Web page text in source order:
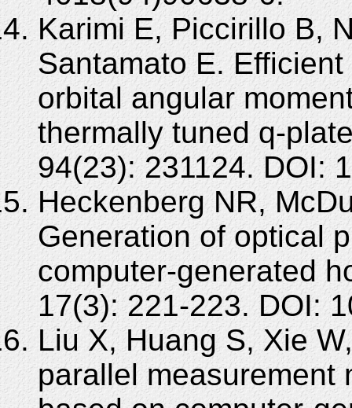
Karimi E, Piccirillo B,
Santamato E.
orbital angular
thermally tuned q-
94(23): 231124. DOI:
Heckenberg NR,
Generation of optical
computer-generated
17(3): 221-223. DOI:
Liu X, Huang S, Xie
parallel measurement